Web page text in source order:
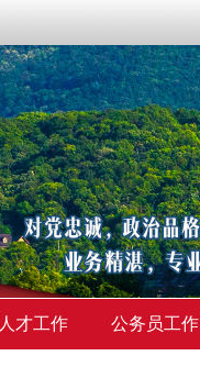
人才工作 公务员工作